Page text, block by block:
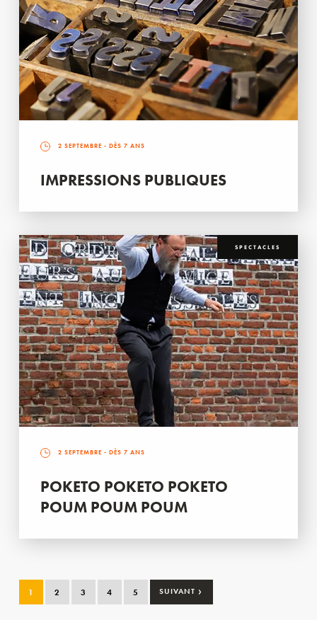
2 SEPTEMBRE - DÈS 7 ANS
IMPRESSIONS PUBLIQUES
SPECTACLES
2 SEPTEMBRE - DÈS 7 ANS
POKETO POKETO POKETO
POUM POUM POUM
1 2 3 4 5 SUIVANT ›